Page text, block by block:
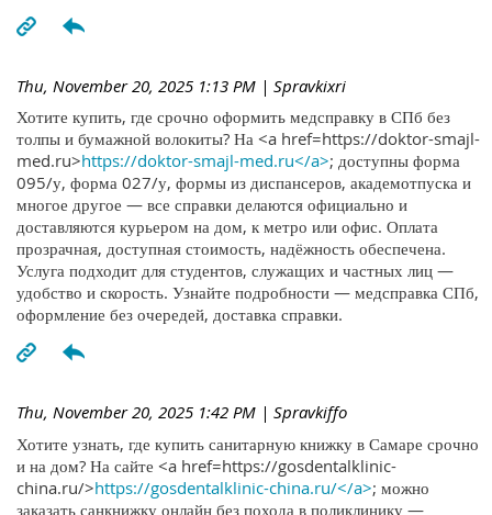
Thu, November 20, 2025 1:13 PM | Spravkixri
Хотите купить, где срочно оформить медсправку в СПб без
толпы и бумажной волокиты? На <a href=https://doktor-smajl-
med.ru>https://doktor-smajl-med.ru</a>; доступны форма
095/у, форма 027/у, формы из диспансеров, академотпуска и
многое другое — все справки делаются официально и
доставляются курьером на дом, к метро или офис. Оплата
прозрачная, доступная стоимость, надёжность обеспечена.
Услуга подходит для студентов, служащих и частных лиц —
удобство и скорость. Узнайте подробности — медсправка СПб,
оформление без очередей, доставка справки.
Thu, November 20, 2025 1:42 PM | Spravkiffo
Хотите узнать, где купить санитарную книжку в Самаре срочно
и на дом? На сайте <a href=https://gosdentalklinic-
china.ru/>https://gosdentalklinic-china.ru/</a>; можно
заказать санкнижку онлайн без похода в поликлинику —